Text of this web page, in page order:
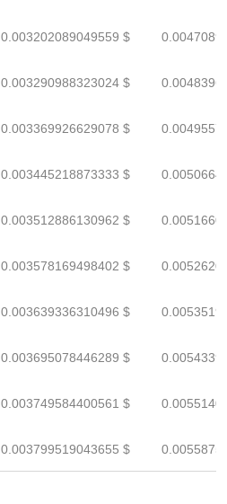
0.003202089049559 $
0.003290988323024 $
0.003369926629078 $
0.003445218873333 $
0.003512886130962 $
0.003578169498402 $
0.003639336310496 $
0.003695078446289 $
0.003749584400561 $
0.003799519043655 $